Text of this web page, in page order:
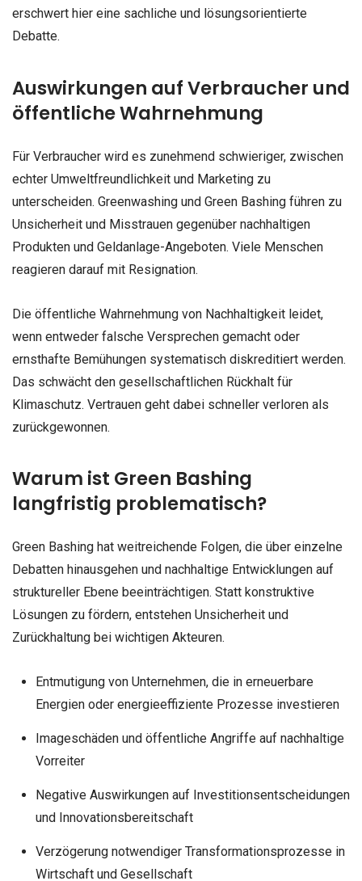
erschwert hier eine sachliche und lösungsorientierte
Debatte.
Auswirkungen auf Verbraucher und
öffentliche Wahrnehmung
Für Verbraucher wird es zunehmend schwieriger, zwischen
echter Umweltfreundlichkeit und Marketing zu
unterscheiden. Greenwashing und Green Bashing führen zu
Unsicherheit und Misstrauen gegenüber nachhaltigen
Produkten und Geldanlage-Angeboten. Viele Menschen
reagieren darauf mit Resignation.
Die öffentliche Wahrnehmung von Nachhaltigkeit leidet,
wenn entweder falsche Versprechen gemacht oder
ernsthafte Bemühungen systematisch diskreditiert werden.
Das schwächt den gesellschaftlichen Rückhalt für
Klimaschutz. Vertrauen geht dabei schneller verloren als
zurückgewonnen.
Warum ist Green Bashing
langfristig problematisch?
Green Bashing hat weitreichende Folgen, die über einzelne
Debatten hinausgehen und nachhaltige Entwicklungen auf
struktureller Ebene beeinträchtigen. Statt konstruktive
Lösungen zu fördern, entstehen Unsicherheit und
Zurückhaltung bei wichtigen Akteuren.
Entmutigung von Unternehmen, die in erneuerbare
Energien oder energieeffiziente Prozesse investieren
Imageschäden und öffentliche Angriffe auf nachhaltige
Vorreiter
Negative Auswirkungen auf Investitionsentscheidungen
und Innovationsbereitschaft
Verzögerung notwendiger Transformationsprozesse in
Wirtschaft und Gesellschaft